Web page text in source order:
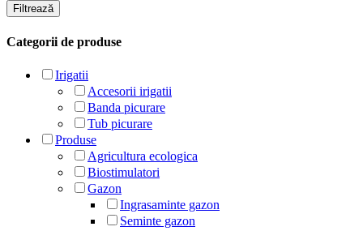
Filtrează
Categorii de produse
Irigatii
Accesorii irigatii
Banda picurare
Tub picurare
Produse
Agricultura ecologica
Biostimulatori
Gazon
Ingrasaminte gazon
Seminte gazon